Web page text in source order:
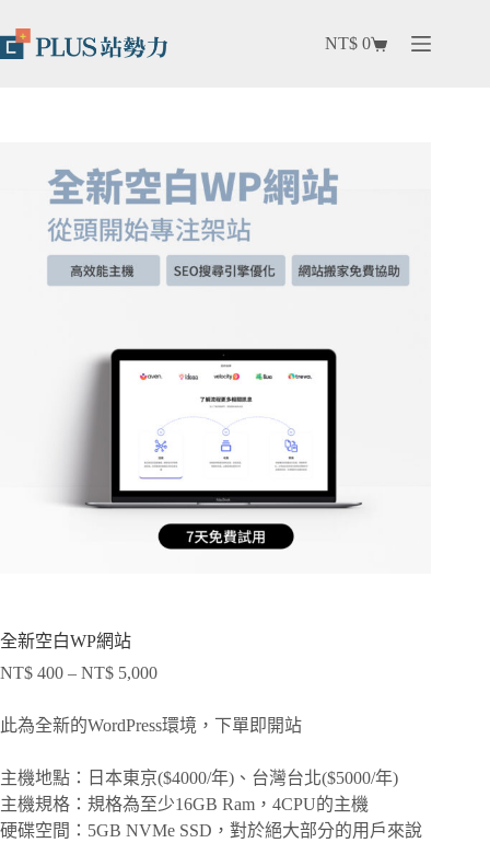
NT$ 0
全新空白WP網站
NT$ 400 – NT$ 5,000
此為全新的WordPress環境，下單即開站
主機地點：日本東京($4000/年)、台灣台北($5000/年)
主機規格：規格為至少16GB Ram，4CPU的主機
硬碟空間：5GB NVMe SSD，對於絕大部分的用戶來說